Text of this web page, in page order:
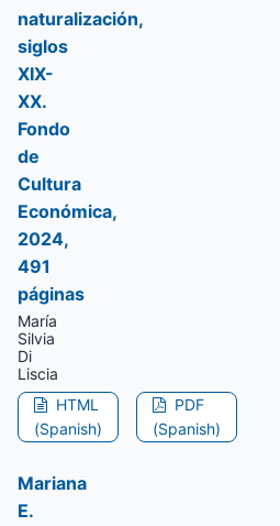
naturalización,
siglos
XIX-
XX.
Fondo
de
Cultura
Económica,
2024,
491
páginas
María
Silvia
Di
Liscia
HTML
(Spanish)
PDF
(Spanish)
Mariana
E.